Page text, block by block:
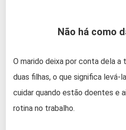
Não há como
O marido deixa por conta dela a
duas filhas, o que significa levá-
cuidar quando estão doentes e
rotina no trabalho.